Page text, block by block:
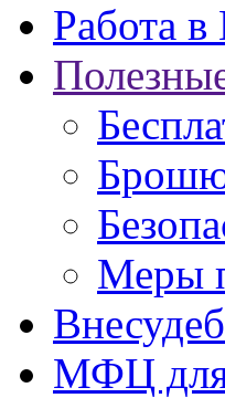
Работа
Меры
МФЦ для